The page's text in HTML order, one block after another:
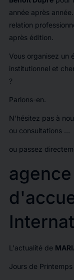
année après
relation
après édition.
Vous organisez un
institutionnel et
?
Parlons-en.
N’hésitez pas à
ou consultations …
ou passez
L'actualité de
Jours de Printemps